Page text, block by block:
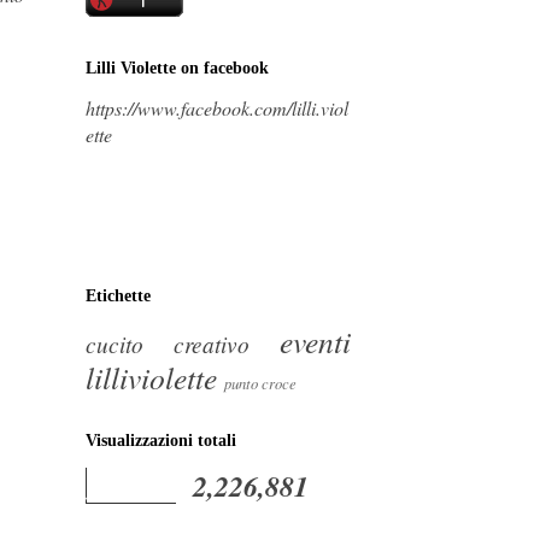
Lilli Violette on facebook
https://www.facebook.com/lilli.viol
ette
Etichette
cucito creativo
eventi
lilliviolette punto croce
Visualizzazioni totali
2,226,881